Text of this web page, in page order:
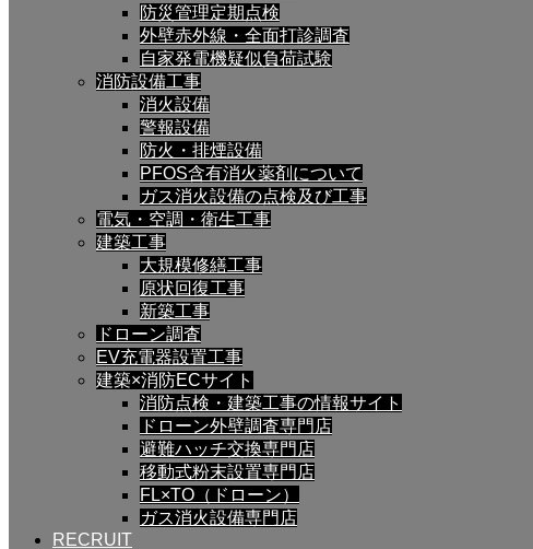
防災管理定期点検
外壁赤外線・全面打診調査
自家発電機疑似負荷試験
消防設備工事
消火設備
警報設備
防火・排煙設備
PFOS含有消火薬剤について
ガス消火設備の点検及び工事
電気・空調・衛生工事
建築工事
大規模修繕工事
原状回復工事
新築工事
ドローン調査
EV充電器設置工事
建築×消防ECサイト
消防点検・建築工事の情報サイト
ドローン外壁調査専門店
避難ハッチ交換専門店
移動式粉末設置専門店
FL×TO（ドローン）
ガス消火設備専門店
RECRUIT